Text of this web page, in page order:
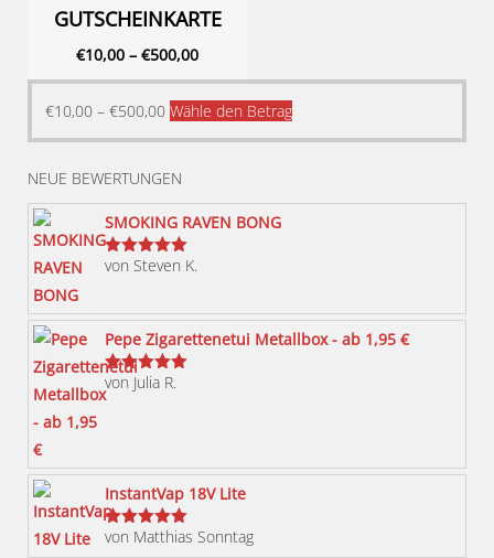
GUTSCHEINKARTE
€10,00 – €500,00
€10,00 – €500,00 Wähle den BetragDieses
Produkt
können
werden
NEUE BEWERTUNGEN
SMOKING RAVEN BONG
Bewertet
von Steven K.
Pepe Zigarettenetui Metallbox - ab 1,95 €
Bewertet
mit
von Julia R.
InstantVap 18V Lite
Bewertet
von Matthias Sonntag